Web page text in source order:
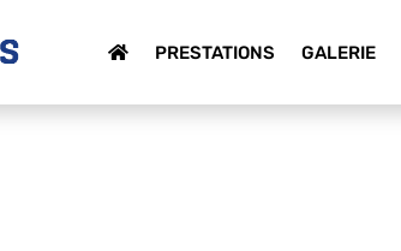
PRESTATIONS GALERIE